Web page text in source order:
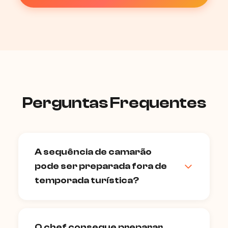
Perguntas Frequentes
A sequência de camarão
pode ser preparada fora de
temporada turística?